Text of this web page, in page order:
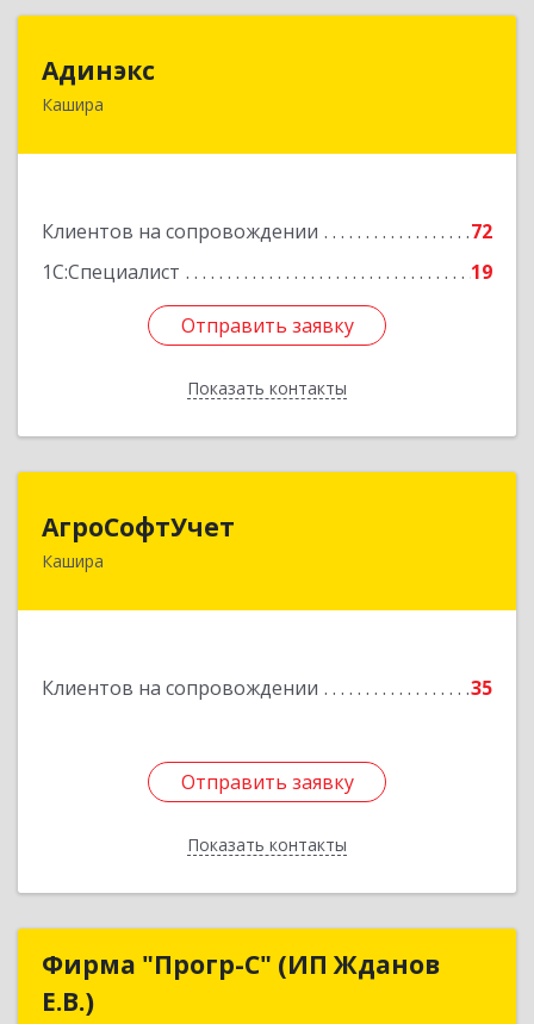
Адинэкс
Кашира
Клиентов на сопровождении
72
1С:Специалист
19
Отправить заявку
Показать контакты
142900, Московская обл, г.о. Кашира, Кашира г,
Отправить заявку
Назад
АгроСофтУчет
Кашира
Клиентов на сопровождении 35
Отправить заявку
Показать контакты
142932, Московская обл, г.о.Кашира, Каменка д,
Отправить заявку
Назад
Фирма "Прогр-С" (ИП Жданов
Е.В.)
Фирма "Прогр-С" (ИП Жданов